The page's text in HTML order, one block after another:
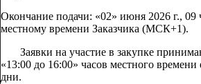
Окончание подачи: «02» июня 2026 г., 09
местному времени Заказчика (МСК+1).
Заявки на участие в закупке
«13:00 до 16:00» часов местного
дни.